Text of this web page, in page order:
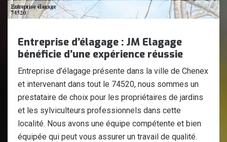
Entreprise d’élagage : JM Elagage
bénéficie d’une expérience réussie
Entreprise d’élagage présente dans la ville de Chenex
et intervenant dans tout le 74520, nous sommes un
prestataire de choix pour les propriétaires de jardins
et les sylviculteurs professionnels dans cette
localité. Nous avons une équipe compétente et bien
équipée qui peut vous assurer un travail de qualité.